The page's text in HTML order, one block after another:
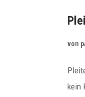
von
kein